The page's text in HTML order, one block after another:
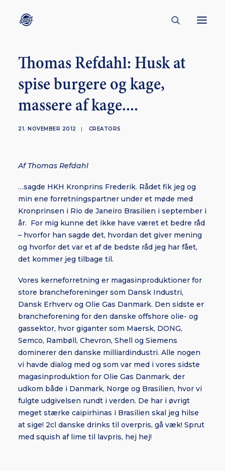
CONTACT
ABOUT
ENGLISH
Thomas Refdahl: Husk at
spise burgere og kage,
massere af kage....
21. NOVEMBER 2012 | CREATORS
Af Thomas Refdahl
…sagde HKH Kronprins Frederik. Rådet fik jeg og
min ene forretningspartner under et møde med
Kronprinsen i Rio de Janeiro Brasilien i september i
år. For mig kunne det ikke have været et bedre råd
– hvorfor han sagde det, hvordan det giver mening
og hvorfor det var et af de bedste råd jeg har fået,
det kommer jeg tilbage til.
Vores kerneforretning er magasinproduktioner for
store brancheforeninger som Dansk Industri,
Dansk Erhverv og Olie Gas Danmark. Den sidste er
brancheforening for den danske offshore olie- og
gassektor, hvor giganter som Maersk, DONG,
Semco, Rambøll, Chevron, Shell og Siemens
dominerer den danske milliardindustri. Alle nogen
vi havde dialog med og som var med i vores sidste
magasinproduktion for Olie Gas Danmark, der
udkom både i Danmark, Norge og Brasilien, hvor vi
fulgte udgivelsen rundt i verden. De har i øvrigt
meget stærke caipirhinas i Brasilien skal jeg hilse
at sige! 2cl danske drinks til overpris, gå væk! Sprut
med squish af lime til lavpris, hej hej!